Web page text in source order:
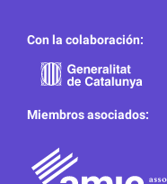
Con la colaboración:
Miembros asociados: